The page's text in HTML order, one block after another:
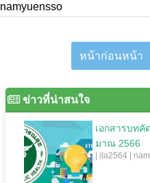
namyuensso
หน้าก่อนหน้า
ข่าวที่น่าสนใจ
เอกสารบทคั
มาณ 2566
| ita2564 |